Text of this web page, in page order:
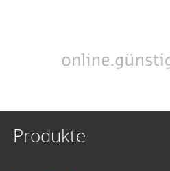
Produkte